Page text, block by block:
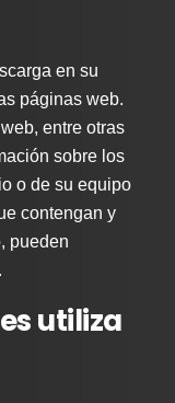
en su
páginas web.
entre otras
sobre los
o de su equipo
contengan y
pueden
utiliza